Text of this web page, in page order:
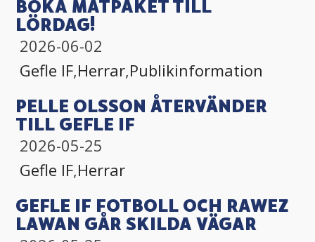
BOKA MATPAKET TILL
LÖRDAG!
2026-06-02
Gefle IF,Herrar,Publikinformation
PELLE OLSSON ÅTERVÄNDER
TILL GEFLE IF
2026-05-25
Gefle IF,Herrar
GEFLE IF FOTBOLL OCH RAWEZ
LAWAN GÅR SKILDA VÄGAR